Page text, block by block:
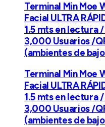
Terminal Min Moe
Facial ULTRA
1.5 mts en lectura
3,000 Usuarios /
(ambientes de
Terminal Min Moe
Facial ULTRA
1.5 mts en lectura
3,000 Usuarios /
(ambientes de